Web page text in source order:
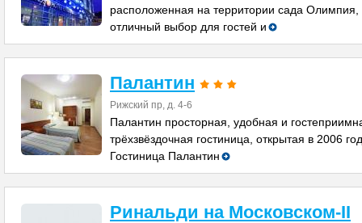
расположенная на территории сада Олимпия,
отличный выбор для гостей и
Палантин
Рижский пр, д. 4-6
Палантин просторная, удобная и
трёхзвёздочная гостиница, открытая в 2006
Гостиница Палантин
Ринальди на Московском-II